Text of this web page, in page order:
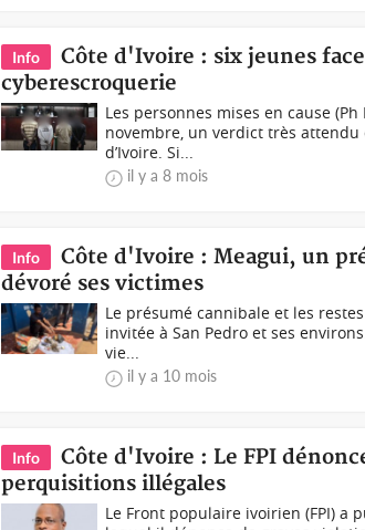
Info
Côte d'Ivoire : six jeunes
cyberescroquerie
Les personnes mises en cause
novembre, un verdict très
d’Ivoire. Si...
il y a 8 mois
Info
Côte d'Ivoire : Meagui, un
dévoré ses victimes
Le présumé cannibale et les
invitée à San Pedro et ses
vie...
il y a 10 mois
Info
Côte d'Ivoire : Le FPI
perquisitions illégales
Le Front populaire ivoirien (FPI) a